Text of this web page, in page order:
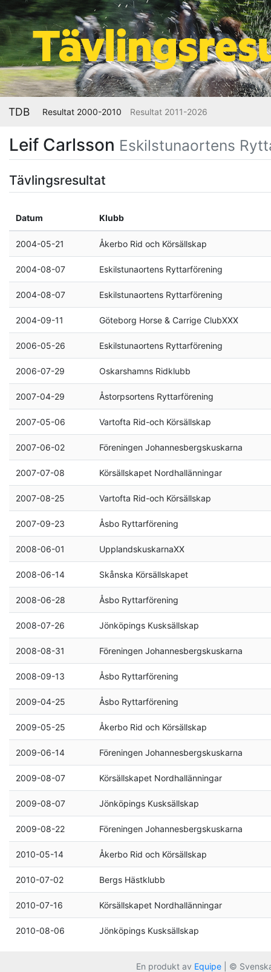
TDB Resultat 2000-2010 Resultat 2011-2026
Leif Carlsson Eskilstunaortens
Tävlingsresultat
Datum Klubb
2004-05-21 Åkerbo Rid och Körsällskap
2004-08-07 Eskilstunaortens Ryttarförening
2004-08-07 Eskilstunaortens Ryttarförening
2004-09-11 Göteborg Horse & Carrige ClubXXX
2006-05-26 Eskilstunaortens Ryttarförening
2006-07-29 Oskarshamns Ridklubb
2007-04-29 Åstorpsortens Ryttarförening
2007-05-06 Vartofta Rid-och Körsällskap
2007-06-02 Föreningen Johannesbergskuskarna
2007-07-08 Körsällskapet Nordhallänningar
2007-08-25 Vartofta Rid-och Körsällskap
2007-09-23 Åsbo Ryttarförening
2008-06-01 UpplandskuskarnaXX
2008-06-14 Skånska Körsällskapet
2008-06-28 Åsbo Ryttarförening
2008-07-26 Jönköpings Kusksällskap
2008-08-31 Föreningen Johannesbergskuskarna
2008-09-13 Åsbo Ryttarförening
2009-04-25 Åsbo Ryttarförening
2009-05-25 Åkerbo Rid och Körsällskap
2009-06-14 Föreningen Johannesbergskuskarna
2009-08-07 Körsällskapet Nordhallänningar
2009-08-07 Jönköpings Kusksällskap
2009-08-22 Föreningen Johannesbergskuskarna
2010-05-14 Åkerbo Rid och Körsällskap
2010-07-02 Bergs Hästklubb
2010-07-16 Körsällskapet Nordhallänningar
2010-08-06 Jönköpings Kusksällskap
En produkt av Equipe | ©